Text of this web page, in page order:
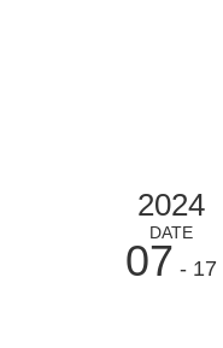
2024
DATE
07 - 17